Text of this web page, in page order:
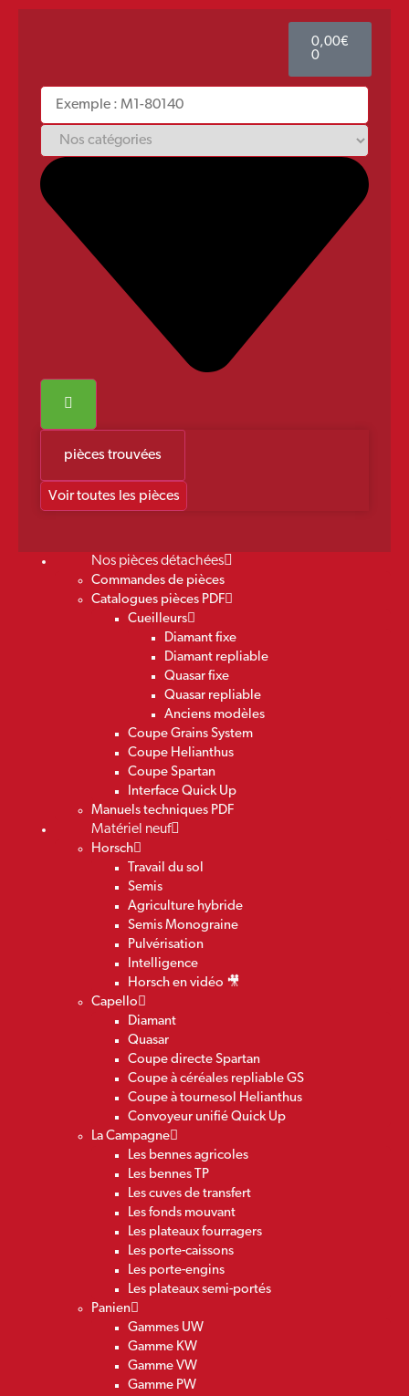
0,00€
0
pièces trouvées
Voir toutes les pièces
Nos pièces détachées
Commandes de pièces
Catalogues pièces PDF
Cueilleurs
Diamant fixe
Diamant repliable
Quasar fixe
Quasar repliable
Anciens modèles
Coupe Grains System
Coupe Helianthus
Coupe Spartan
Interface Quick Up
Manuels techniques PDF
Matériel neuf
Horsch
Travail du sol
Semis
Agriculture hybride
Semis Monograine
Pulvérisation
Intelligence
Horsch en vidéo 🎥
Capello
Diamant
Quasar
Coupe directe Spartan
Coupe à céréales repliable GS
Coupe à tournesol Helianthus
Convoyeur unifié Quick Up
La Campagne
Les bennes agricoles
Les bennes TP
Les cuves de transfert
Les fonds mouvant
Les plateaux fourragers
Les porte-caissons
Les porte-engins
Les plateaux semi-portés
Panien
Gammes UW
Gamme KW
Gamme VW
Gamme PW